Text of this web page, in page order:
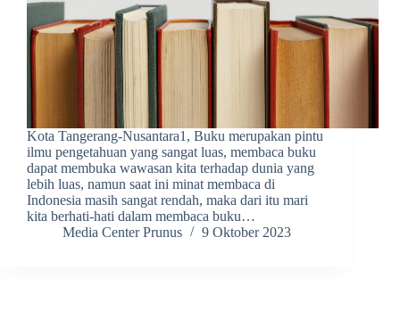
Kota Tangerang-Nusantara1, Buku merupakan pintu
ilmu pengetahuan yang sangat luas, membaca buku
dapat membuka wawasan kita terhadap dunia yang
lebih luas, namun saat ini minat membaca di
Indonesia masih sangat rendah, maka dari itu mari
kita berhati-hati dalam membaca buku…
Media Center Prunus
9 Oktober 2023